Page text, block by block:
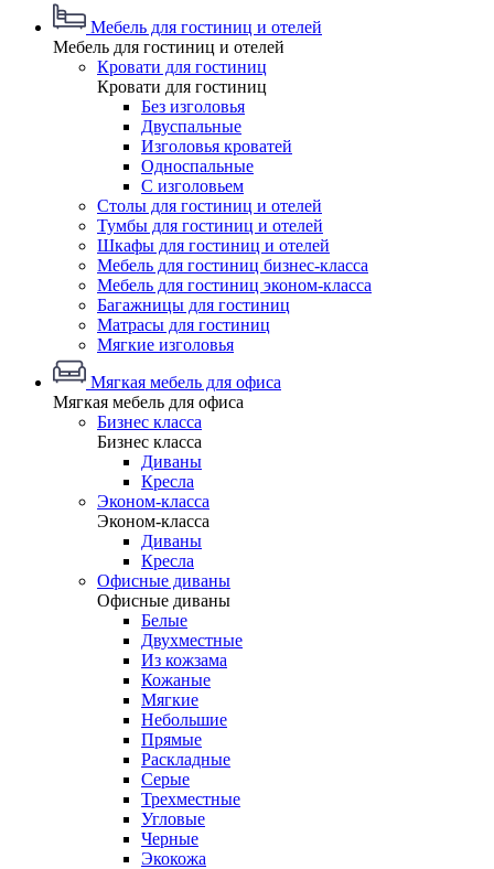
Мебель для гостиниц и отелей
Мебель для гостиниц и отелей
Кровати для гостиниц
Кровати для гостиниц
Без изголовья
Двуспальные
Изголовья кроватей
Односпальные
С изголовьем
Столы для гостиниц и отелей
Тумбы для гостиниц и отелей
Шкафы для гостиниц и отелей
Мебель для гостиниц бизнес-класса
Мебель для гостиниц эконом-класса
Багажницы для гостиниц
Матрасы для гостиниц
Мягкие изголовья
Мягкая мебель для офиса
Мягкая мебель для офиса
Бизнес класса
Бизнес класса
Диваны
Кресла
Эконом-класса
Эконом-класса
Диваны
Кресла
Офисные диваны
Офисные диваны
Белые
Двухместные
Из кожзама
Кожаные
Мягкие
Небольшие
Прямые
Раскладные
Серые
Трехместные
Угловые
Черные
Экокожа